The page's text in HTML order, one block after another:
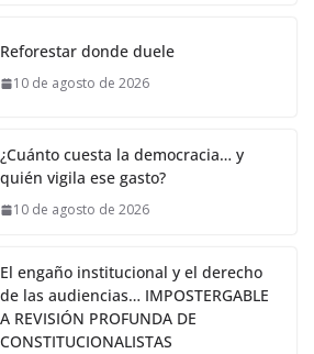
Reforestar donde duele
10 de agosto de 2026
¿Cuánto cuesta la democracia… y
quién vigila ese gasto?
10 de agosto de 2026
El engaño institucional y el derecho
de las audiencias… IMPOSTERGABLE
A REVISIÓN PROFUNDA DE
CONSTITUCIONALISTAS